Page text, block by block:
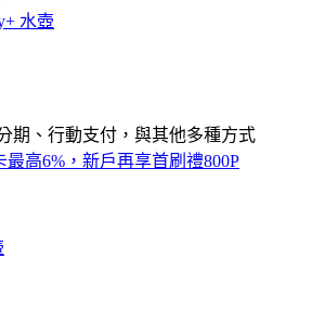
水壺
期、行動支付，與其他多種方式
最高6%，新戶再享首刷禮800P